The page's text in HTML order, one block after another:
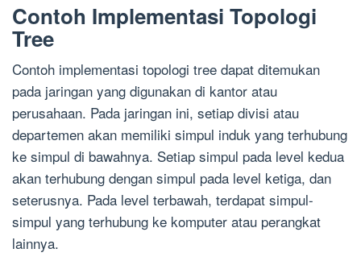
Contoh Implementasi Topologi
Tree
Contoh implementasi topologi tree dapat ditemukan
pada jaringan yang digunakan di kantor atau
perusahaan. Pada jaringan ini, setiap divisi atau
departemen akan memiliki simpul induk yang terhubung
ke simpul di bawahnya. Setiap simpul pada level kedua
akan terhubung dengan simpul pada level ketiga, dan
seterusnya. Pada level terbawah, terdapat simpul-
simpul yang terhubung ke komputer atau perangkat
lainnya.